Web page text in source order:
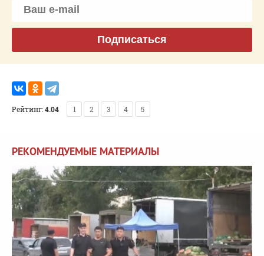
Подписаться
Рейтинг:4.04 1 2 3 4 5
РЕКОМЕНДУЕМЫЕ МАТЕРИАЛЫ